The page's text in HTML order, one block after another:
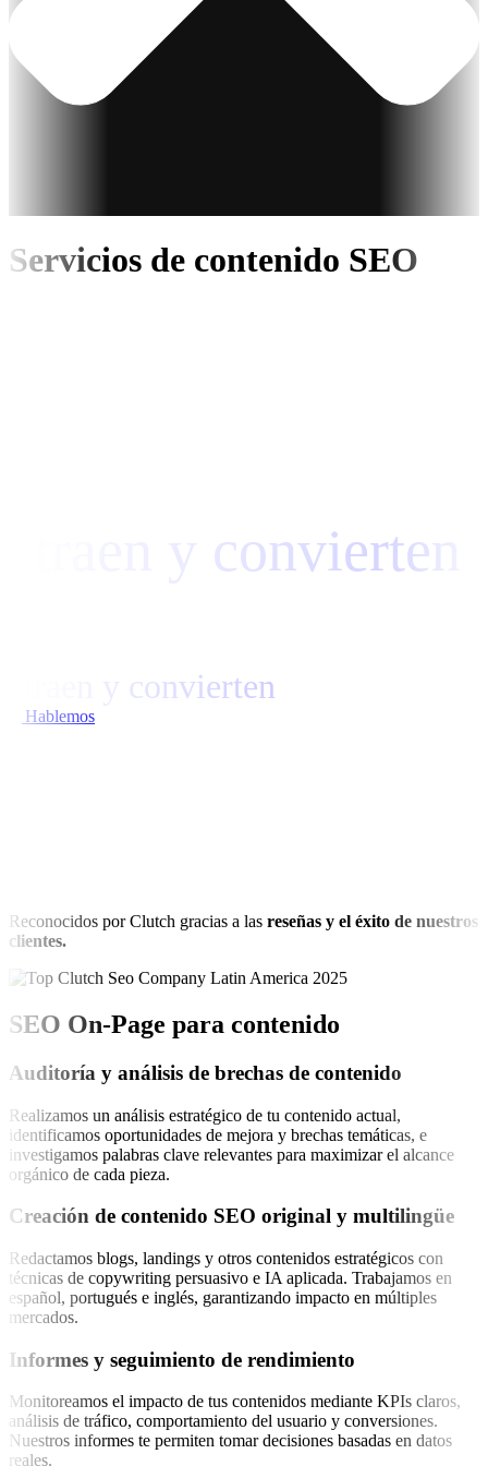
Servicios de contenido SEO
atraen y convierten
atraen y convierten
Hablemos
Reconocidos por Clutch gracias a las reseñas y el éxito de nuestros
clientes.
SEO On-Page para contenido
Auditoría y análisis de brechas de contenido
Realizamos un análisis estratégico de tu contenido actual,
identificamos oportunidades de mejora y brechas temáticas, e
investigamos palabras clave relevantes para maximizar el alcance
orgánico de cada pieza.
Creación de contenido SEO original y multilingüe
Redactamos blogs, landings y otros contenidos estratégicos con
técnicas de copywriting persuasivo e IA aplicada. Trabajamos en
español, portugués e inglés, garantizando impacto en múltiples
mercados.
Informes y seguimiento de rendimiento
Monitoreamos el impacto de tus contenidos mediante KPIs claros,
análisis de tráfico, comportamiento del usuario y conversiones.
Nuestros informes te permiten tomar decisiones basadas en datos
reales.